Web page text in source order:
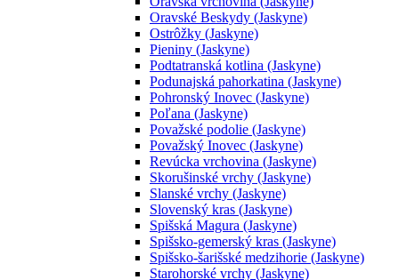
Oravské Beskydy (Jaskyne)
Ostrôžky (Jaskyne)
Pieniny (Jaskyne)
Podtatranská kotlina (Jaskyne)
Podunajská pahorkatina (Jaskyne)
Pohronský Inovec (Jaskyne)
Poľana (Jaskyne)
Považské podolie (Jaskyne)
Považský Inovec (Jaskyne)
Revúcka vrchovina (Jaskyne)
Skorušinské vrchy (Jaskyne)
Slanské vrchy (Jaskyne)
Slovenský kras (Jaskyne)
Spišská Magura (Jaskyne)
Spišsko-gemerský kras (Jaskyne)
Spišsko-šarišské medzihorie (Jaskyne)
Starohorské vrchy (Jaskyne)